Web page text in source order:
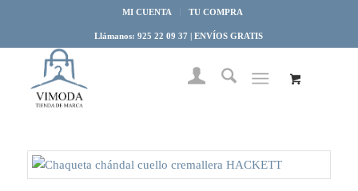
MI CUENTA TU COMPRA
Llámanos: 925 22 09 37 | ENVÍOS GRATIS